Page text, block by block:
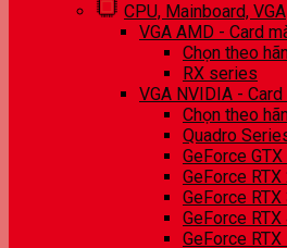
CPU, Mainboard, VGA
VGA AMD - Card
Chọn theo
RX series
VGA NVIDIA - Card
Chọn theo
Quadro
GeForce
GeForce
GeForce
GeForce
GeForce